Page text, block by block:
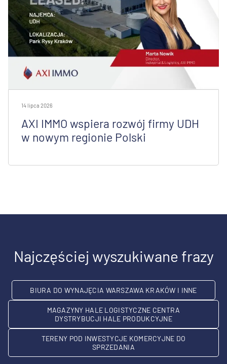
14 lipca 2026
AXI IMMO wspiera rozwój firmy UDH
w nowym regionie Polski
Najczęściej wyszukiwane frazy
BIURA DO WYNAJĘCIA WARSZAWA KRAKÓW I INNE
MAGAZYNY HALE LOGISTYCZNE CENTRA
DYSTRYBUCJI HALE PRODUKCYJNE
TERENY POD INWESTYCJE KOMERCYJNE DO
SPRZEDANIA